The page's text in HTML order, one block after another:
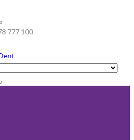
777 100